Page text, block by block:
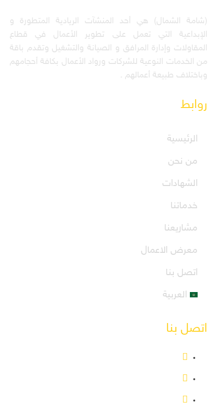
(شامة الشمال) هي أحد المنشآت الريادية المتطورة و
الإبداعية التي تعمل على تطوير الأعمال في قطاع
المقاولات وإدارة المرافق و الصيانة والتشغيل وتقدم باقة
من الخدمات النوعية للشركات ورواد الأعمال بكافة أحجامهم
وباختلاف طبيعة أعمالهم .
روابط
الرئيسية
من نحن
الشهادات
خدماتنا
مشاريعنا
معرض الاعمال
اتصل بنا
العربية
اتصل بنا